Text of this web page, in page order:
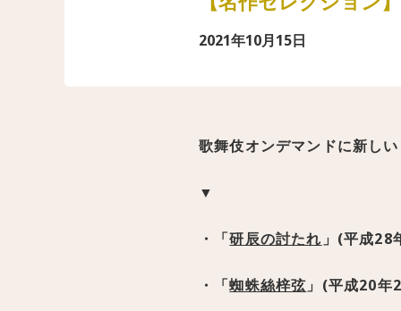
2021年10月15日
歌舞伎オンデマンドに新し
▼
・「研辰の討たれ 」(平成28
・「蜘蛛絲梓弦 」(平成20年